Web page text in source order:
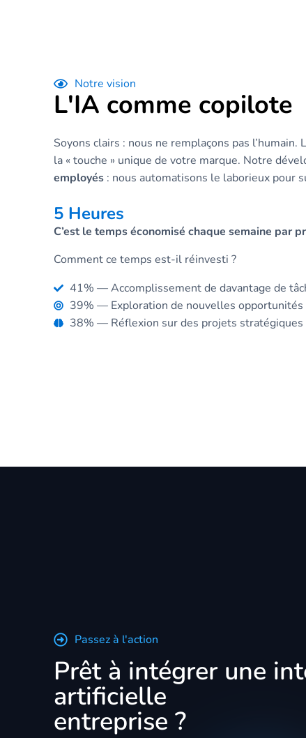
Notre vision
L'IA comme copilote
Soyons clairs : nous ne remplaçons pas
la « touche » unique de votre marque. Notre
employés : nous automatisons le laborieux pour
5 Heures
C’est le temps économisé chaque semaine par
Comment ce temps est-il réinvesti ?
41% — Accomplissement de davantage de
39% — Exploration de nouvelles opportunités
38% — Réflexion sur des projets stratégiques
Passez à l'action
Prêt à intégrer une
artificielle sur mesure
entreprise ?